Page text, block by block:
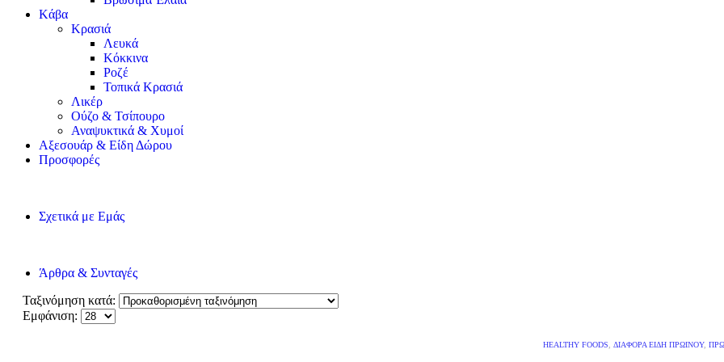
Kάβα
Κρασιά
Λευκά
Κόκκινα
Ροζέ
Τοπικά Κρασιά
Λικέρ
Ούζο & Τσίπουρο
Αναψυκτικά & Χυμοί
Αξεσουάρ & Είδη Δώρου
Προσφορές
Σχετικά με Εμάς
Άρθρα & Συνταγές
Ταξινόμηση κατά:
Εμφάνιση:
HEALTHY FOODS ΔΙΆΦΟΡΑ ΕΊΔΗ ΠΡΩΙΝΟΎ,